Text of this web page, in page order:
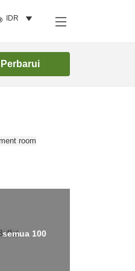
IDR
Perbarui
semua 100
Cari kamar